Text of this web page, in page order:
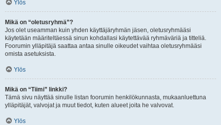
Ylös
Mikä on “oletusryhmä”?
Jos olet useamman kuin yhden käyttäjäryhmän jäsen, oletusryhmääsi
käytetään määriteltäessä sinun kohdallasi käytettävää ryhmäväriä ja titteliä.
Foorumin ylläpitäjä saattaa antaa sinulle oikeudet vaihtaa oletusryhmääsi
omista asetuksista.
Ylös
Mikä on “Tiimi” linkki?
Tämä sivu näyttää sinulle listan foorumin henkilökunnasta, mukaanluettuna
ylläpitäjät, valvojat ja muut tiedot, kuten alueet joita he valvovat.
Ylös